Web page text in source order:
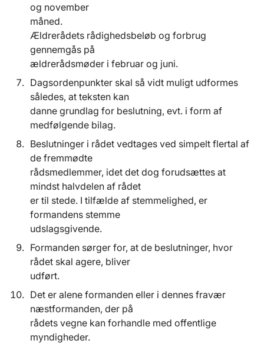
og november
måned.
Ældrerådets rådighedsbeløb og forbrug
gennemgås på
ældrerådsmøder i februar og juni.
Dagsordenpunkter skal så vidt muligt udformes
således, at teksten kan
danne grundlag for beslutning, evt. i form af
medfølgende bilag.
Beslutninger i rådet vedtages ved simpelt flertal af
de fremmødte
rådsmedlemmer, idet det dog forudsættes at
mindst halvdelen af rådet
er til stede. I tilfælde af stemmelighed, er
formandens stemme
udslagsgivende.
Formanden sørger for, at de beslutninger, hvor
rådet skal agere, bliver
udført.
Det er alene formanden eller i dennes fravær
næstformanden, der på
rådets vegne kan forhandle med offentlige
myndigheder.